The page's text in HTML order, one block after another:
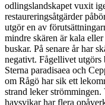
odlingslandskapet vuxit
restaureringsåtgärder
utgör en av
mindre skären är kala
buskar. På senare år har
negativt. Fågellivet
Sterna paradisaea och
om Rågö har sik ett
strand leker
havsvikar har flera